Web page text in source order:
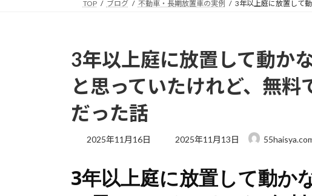
TOP ブログ 不動車・長期放置車の実例 3年以上庭に放置して
3年以上庭に放置して動か
と思っていたけれど、無
だった話
2025年11月16日
最
新
日
2025年11月13日
3年以上庭に放置して動か